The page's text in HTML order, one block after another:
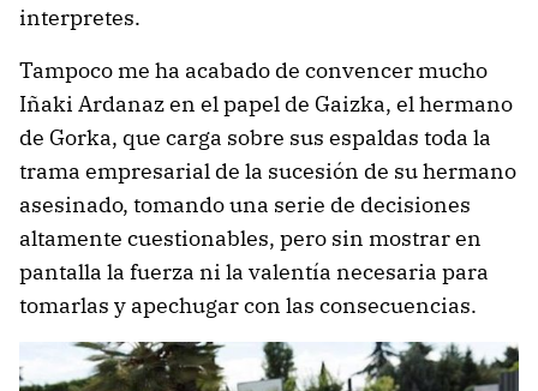
interpretes.
Tampoco me ha acabado de convencer mucho
Iñaki Ardanaz en el papel de Gaizka, el hermano
de Gorka, que carga sobre sus espaldas toda la
trama empresarial de la sucesión de su hermano
asesinado, tomando una serie de decisiones
altamente cuestionables, pero sin mostrar en
pantalla la fuerza ni la valentía necesaria para
tomarlas y apechugar con las consecuencias.